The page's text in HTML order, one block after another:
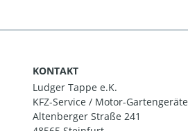
KONTAKT
Ludger Tappe e.K.
KFZ-Service / Motor-Gartengeräte
Altenberger Straße 241